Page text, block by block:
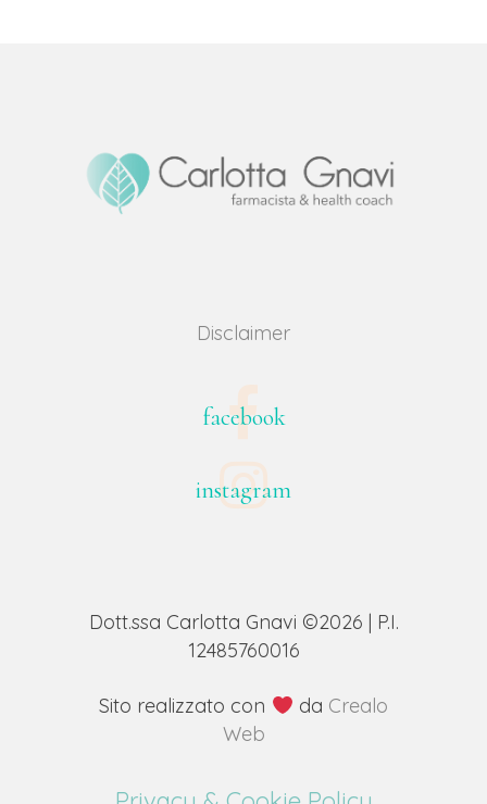
Disclaimer
facebook
instagram
Dott.ssa Carlotta Gnavi ©2026 | P.I.
12485760016
Sito realizzato con da Crealo
Web